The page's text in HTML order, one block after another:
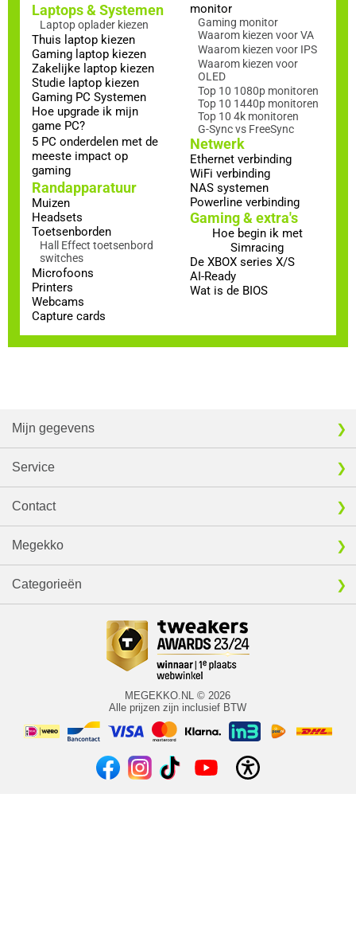
Laptops & Systemen
Laptop oplader kiezen
Thuis laptop kiezen
Gaming laptop kiezen
Zakelijke laptop kiezen
Studie laptop kiezen
Gaming PC Systemen
Hoe upgrade ik mijn
game PC?
5 PC onderdelen met de
meeste impact op
gaming
Randapparatuur
Muizen
Headsets
Toetsenborden
Hall Effect toetsenbord
switches
Microfoons
Printers
Webcams
Capture cards
monitor
Gaming monitor
Waarom kiezen voor VA
Waarom kiezen voor IPS
Waarom kiezen voor
OLED
Top 10 1080p monitoren
Top 10 1440p monitoren
Top 10 4k monitoren
G-Sync vs FreeSync
Netwerk
Ethernet verbinding
WiFi verbinding
NAS systemen
Powerline verbinding
Gaming & extra's
Hoe begin ik met
Simracing
De XBOX series X/S
AI-Ready
Wat is de BIOS
Mijn gegevens
Service
Contact
Megekko
Categorieën
MEGEKKO.NL © 2026
Alle prijzen zijn inclusief BTW